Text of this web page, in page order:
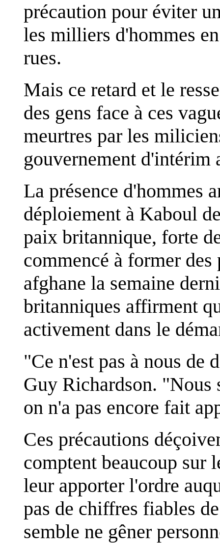
précaution pour éviter
les milliers d'hommes
rues.
Mais ce retard et le
des gens face à ces
meurtres par les
gouvernement d'intérim
La présence d'hommes
déploiement à Kaboul
paix britannique, forte
commencé à former
afghane la semaine
britanniques affirment
activement dans le
"Ce n'est pas à nous de
Guy Richardson. "Nous
on n'a pas encore fait
Ces précautions
comptent beaucoup sur
leur apporter l'ordre
pas de chiffres fiables
semble ne gêner